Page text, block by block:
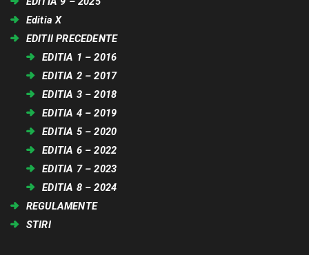
Editia X
EDITII PRECEDENTE
EDITIA 1 – 2016
EDITIA 2 – 2017
EDITIA 3 – 2018
EDITIA 4 – 2019
EDITIA 5 – 2020
EDITIA 6 – 2022
EDITIA 7 – 2023
EDITIA 8 – 2024
REGULAMENTE
STIRI